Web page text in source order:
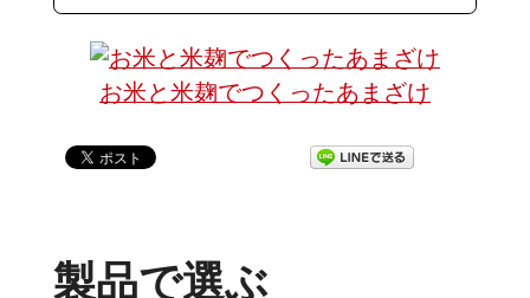
お米と米麹でつくったあまざけ
製品で選ぶ